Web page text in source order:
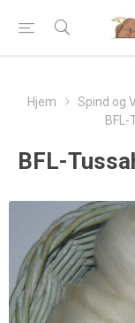
Hjem Spind og
BFL-